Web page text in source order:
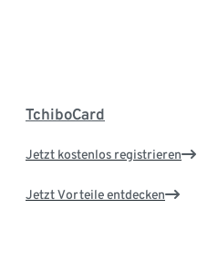
TchiboCard
Jetzt kostenlos registrieren
Jetzt Vorteile entdecken